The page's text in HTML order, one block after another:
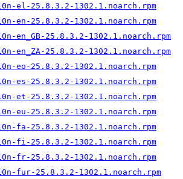
el-25.8.3.2-1302.1.noarch.rpm
en-25.8.3.2-1302.1.noarch.rpm
en_GB-25.8.3.2-1302.1.noarch.rpm
en_ZA-25.8.3.2-1302.1.noarch.rpm
eo-25.8.3.2-1302.1.noarch.rpm
es-25.8.3.2-1302.1.noarch.rpm
et-25.8.3.2-1302.1.noarch.rpm
eu-25.8.3.2-1302.1.noarch.rpm
fa-25.8.3.2-1302.1.noarch.rpm
fi-25.8.3.2-1302.1.noarch.rpm
fr-25.8.3.2-1302.1.noarch.rpm
fur-25.8.3.2-1302.1.noarch.rpm